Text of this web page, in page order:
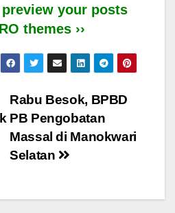
your posts
themes ››
Rabu Besok, BPBD
PB Pengobatan
Massal di Manokwari
Selatan